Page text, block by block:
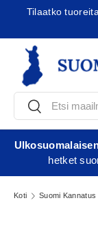
Tilaatko
EtsiEtsi
hetket
Koti Suomi